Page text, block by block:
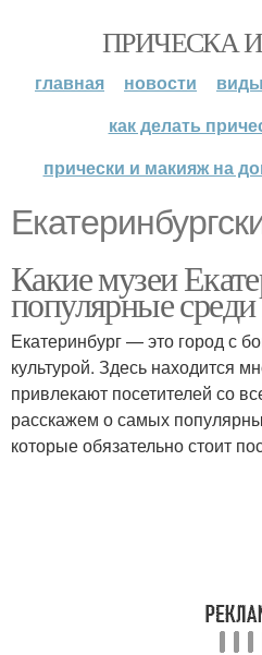
ПРИЧЕСКА
главная новости
как делать
прически и макияж на
Какие музеи
популярные среди
Екатеринбург — это город с
культурой. Здесь находится
привлекают посетителей со
расскажем о самых
которые обязательно стоит